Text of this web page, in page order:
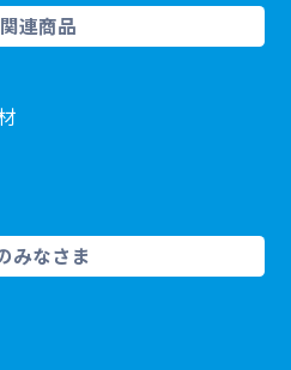
連商品
みなさま